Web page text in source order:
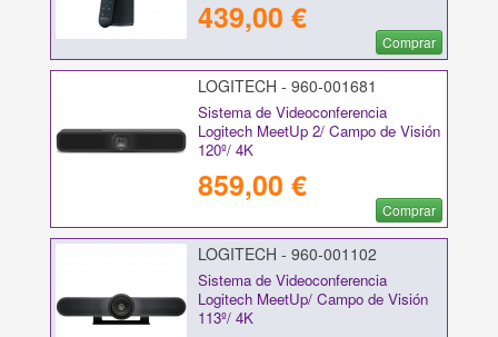
439,00 €
Comprar
LOGITECH - 960-001681
Sistema de Videoconferencia
Logitech MeetUp 2/ Campo de Visión
120º/ 4K
859,00 €
Comprar
LOGITECH - 960-001102
Sistema de Videoconferencia
Logitech MeetUp/ Campo de Visión
113º/ 4K